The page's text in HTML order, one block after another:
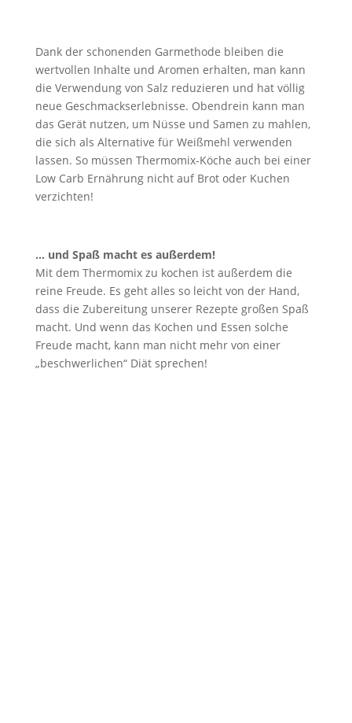
Dank der schonenden Garmethode bleiben die
wertvollen Inhalte und Aromen erhalten, man kann
die Verwendung von Salz reduzieren und hat völlig
neue Geschmackserlebnisse. Obendrein kann man
das Gerät nutzen, um Nüsse und Samen zu mahlen,
die sich als Alternative für Weißmehl verwenden
lassen. So müssen Thermomix-Köche auch bei einer
Low Carb Ernährung nicht auf Brot oder Kuchen
verzichten!
… und Spaß macht es außerdem!
Mit dem Thermomix zu kochen ist außerdem die
reine Freude. Es geht alles so leicht von der Hand,
dass die Zubereitung unserer Rezepte großen Spaß
macht. Und wenn das Kochen und Essen solche
Freude macht, kann man nicht mehr von einer
„beschwerlichen“ Diät sprechen!